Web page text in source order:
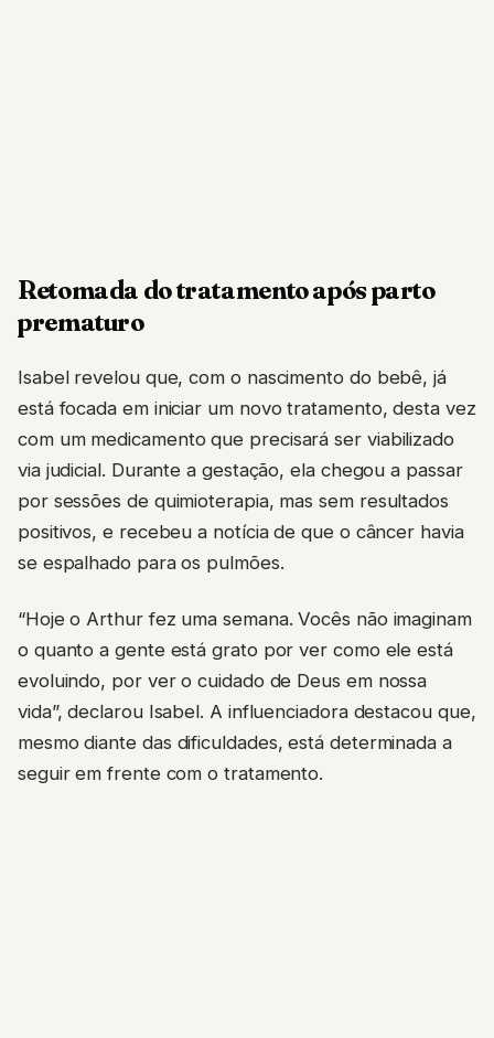
Retomada do tratamento após parto
prematuro
Isabel revelou que, com o nascimento do bebê, já
está focada em iniciar um novo tratamento, desta vez
com um medicamento que precisará ser viabilizado
via judicial. Durante a gestação, ela chegou a passar
por sessões de quimioterapia, mas sem resultados
positivos, e recebeu a notícia de que o câncer havia
se espalhado para os pulmões.
“Hoje o Arthur fez uma semana. Vocês não imaginam
o quanto a gente está grato por ver como ele está
evoluindo, por ver o cuidado de Deus em nossa
vida”, declarou Isabel. A influenciadora destacou que,
mesmo diante das dificuldades, está determinada a
seguir em frente com o tratamento.